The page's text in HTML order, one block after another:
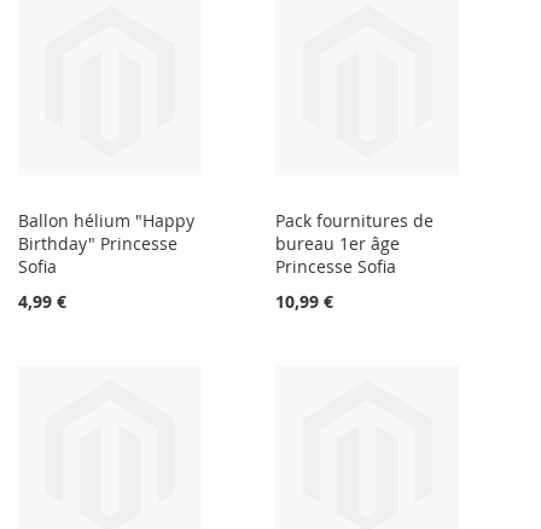
Ballon hélium "Happy
Birthday" Princesse
Sofia
4,99 €
Pack fournitures de
bureau 1er âge
Princesse Sofia
10,99 €